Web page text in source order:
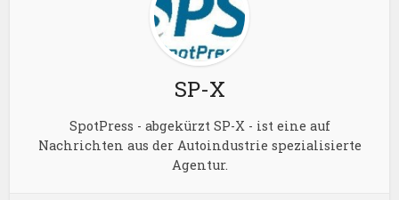
SP-X
SpotPress - abgekürzt SP-X - ist eine auf
Nachrichten aus der Autoindustrie spezialisierte
Agentur.